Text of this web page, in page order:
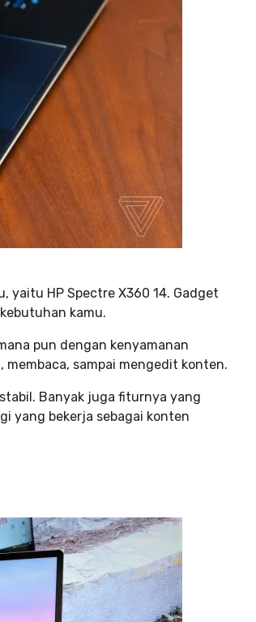
yaitu HP Spectre X360 14. Gadget
kamu.
pun dengan kenyamanan
sampai mengedit konten.
Banyak juga fiturnya yang
yang bekerja sebagai konten